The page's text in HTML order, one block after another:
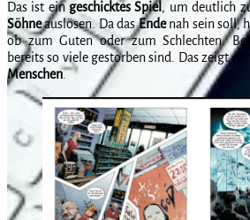
Das ist eingeschicktes Spiel, um deutlich
Söhneauslösen. Da dasEndenah sein soll,
ob zum Guten oder zum Schlechten.
bereits so viele gestorben sind. Das zeigt
Menschen.